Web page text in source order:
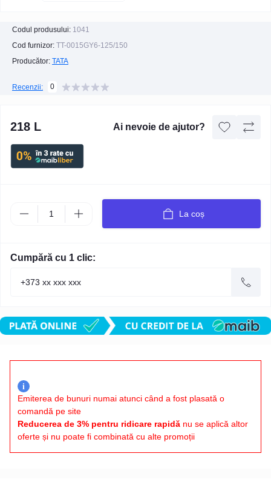
Codul produsului: 1041
Cod furnizor: TT-0015GY6-125/150
Producător: TATA
Recenzii: 0
218 L Ai nevoie de ajutor?
La coș
Cumpără cu 1 clic:
i
Emiterea de bunuri numai atunci când a fost plasată o
comandă pe site
Reducerea de 3% pentru ridicare rapidă nu se aplică altor
oferte și nu poate fi combinată cu alte promoții